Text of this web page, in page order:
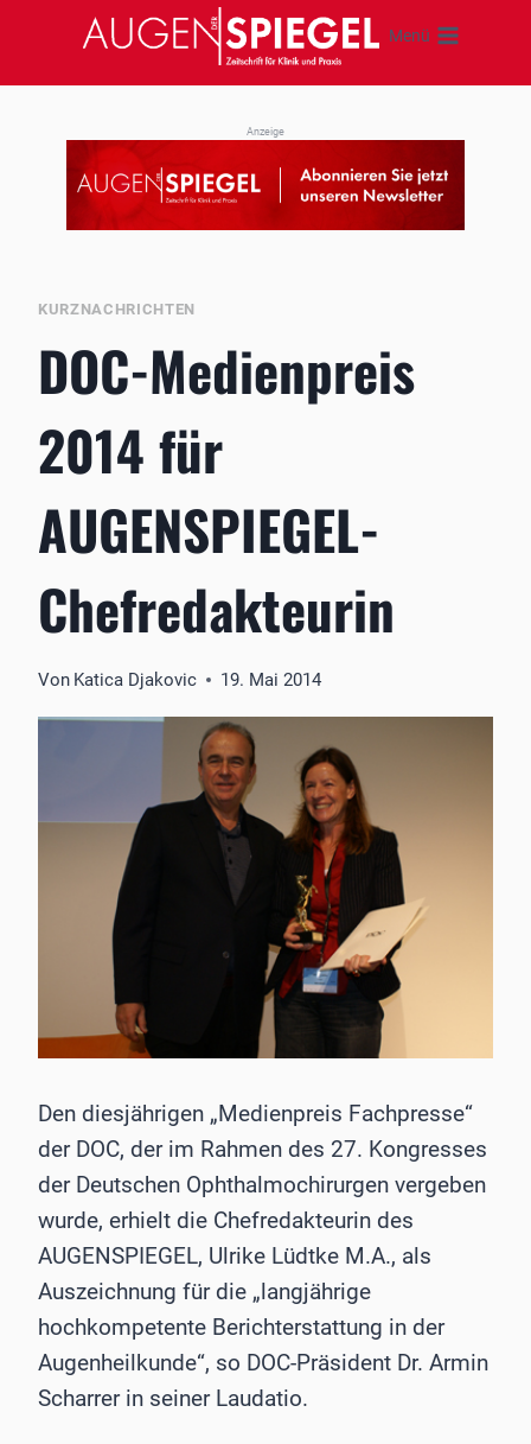
springen
Menü
Anzeige
KURZNACHRICHTEN
DOC-Medienpreis
2014 für
AUGENSPIEGEL-
Chefredakteurin
Von Katica Djakovic 19. Mai 2014
Den diesjährigen „Medienpreis Fachpresse“
der DOC, der im Rahmen des 27. Kongresses
der Deutschen Ophthalmochirurgen vergeben
wurde, erhielt die Chefredakteurin des
AUGENSPIEGEL, Ulrike Lüdtke M.A., als
Auszeichnung für die „langjährige
hochkompetente Berichterstattung in der
Augenheilkunde“, so DOC-Präsident Dr. Armin
Scharrer in seiner Laudatio.